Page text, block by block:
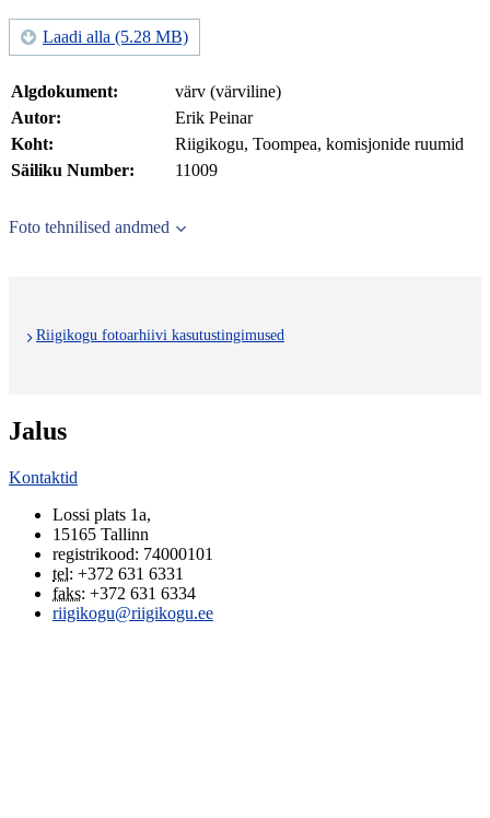
Laadi alla (5.28 MB)
Algdokument:
värv (värviline)
Autor:
Erik Peinar
Koht:
Riigikogu, Toompea, komisjonide ruumid
Säiliku Number:
11009
Foto tehnilised andmed
Riigikogu fotoarhiivi kasutustingimused
Jalus
Kontaktid
Lossi plats 1a,
15165 Tallinn
registrikood: 74000101
tel: +372 631 6331
faks: +372 631 6334
riigikogu@riigikogu.ee